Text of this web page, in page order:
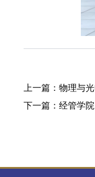
上一篇：物理与
下一篇：经管学